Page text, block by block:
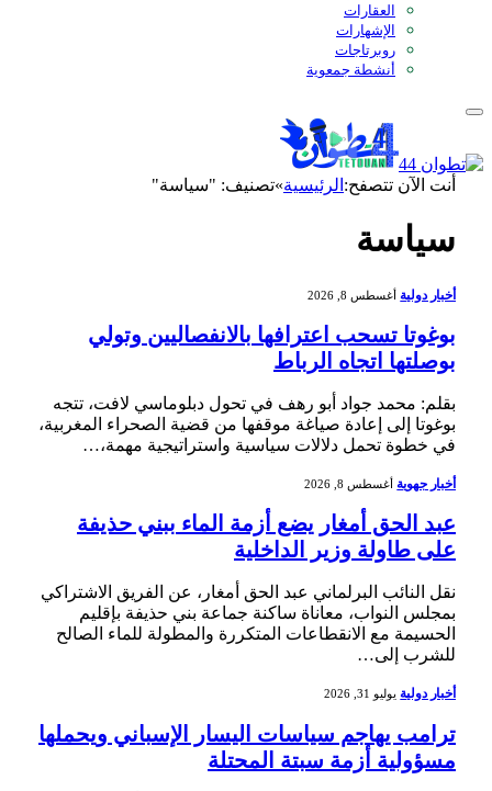
العقارات
الإشهارات
روبرتاجات
أنشطة جمعوية
أنت الآن تتصفح:الرئيسية»تصنيف: "سياسة"
سياسة
أخبار دولية أغسطس 8, 2026
بوغوتا تسحب اعترافها بالانفصاليين وتولي
بوصلتها اتجاه الرباط
بقلم: محمد جواد أبو رهف في تحول دبلوماسي لافت، تتجه
بوغوتا إلى إعادة صياغة موقفها من قضية الصحراء المغربية،
في خطوة تحمل دلالات سياسية واستراتيجية مهمة،…
أخبار جهوية أغسطس 8, 2026
عبد الحق أمغار يضع أزمة الماء ببني حذيفة
على طاولة وزير الداخلية
نقل النائب البرلماني عبد الحق أمغار، عن الفريق الاشتراكي
بمجلس النواب، معاناة ساكنة جماعة بني حذيفة بإقليم
الحسيمة مع الانقطاعات المتكررة والمطولة للماء الصالح
للشرب إلى…
أخبار دولية يوليو 31, 2026
ترامب يهاجم سياسات اليسار الإسباني ويحملها
مسؤولية أزمة سبتة المحتلة